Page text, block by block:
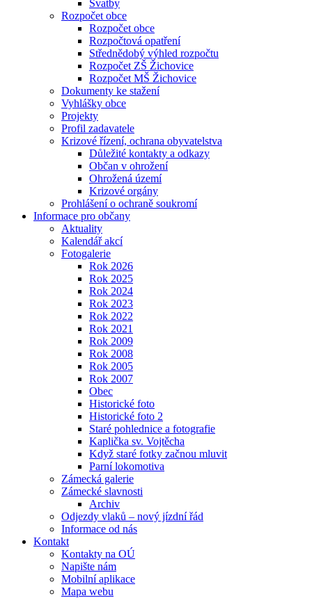
Svatby
Rozpočet obce
Rozpočet obce
Rozpočtová opatření
Střednědobý výhled rozpočtu
Rozpočet ZŠ Žichovice
Rozpočet MŠ Žichovice
Dokumenty ke stažení
Vyhlášky obce
Projekty
Profil zadavatele
Krizové řízení, ochrana obyvatelstva
Důležité kontakty a odkazy
Občan v ohrožení
Ohrožená území
Krizové orgány
Prohlášení o ochraně soukromí
Informace pro občany
Aktuality
Kalendář akcí
Fotogalerie
Rok 2026
Rok 2025
Rok 2024
Rok 2023
Rok 2022
Rok 2021
Rok 2009
Rok 2008
Rok 2005
Rok 2007
Obec
Historické foto
Historické foto 2
Staré pohlednice a fotografie
Kaplička sv. Vojtěcha
Když staré fotky začnou mluvit
Parní lokomotiva
Zámecká galerie
Zámecké slavnosti
Archiv
Odjezdy vlaků – nový jízdní řád
Informace od nás
Kontakt
Kontakty na OÚ
Napište nám
Mobilní aplikace
Mapa webu